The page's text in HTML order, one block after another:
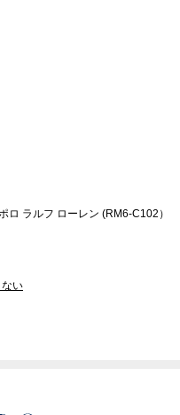
ロ ラルフ ローレン (RM6-C102）
い